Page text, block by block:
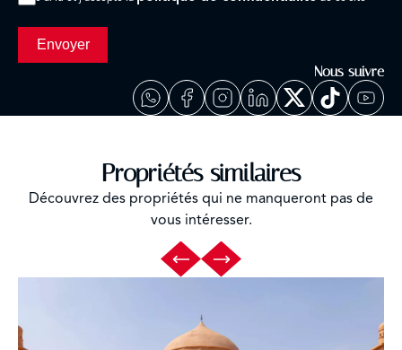
Envoyer
Nous suivre
Propriétés similaires
Découvrez des propriétés qui ne manqueront pas de
vous intéresser.